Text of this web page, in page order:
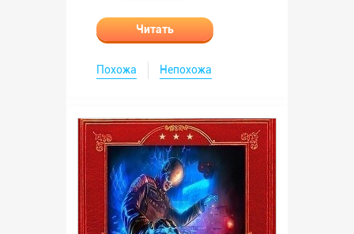
Читать
Похожа Непохожа